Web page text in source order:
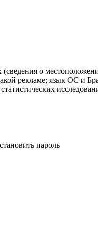
о
рекламе; язык ОС и
пароль